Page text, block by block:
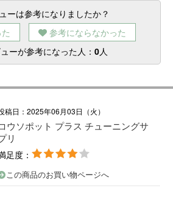
ーは参考になりましたか？
参考にならなかった
ーが参考になった人： 0人
稿日：2025年06月03日（火）
ウソポット プラス チューニングサ
リ
足度：
この商品のお買い物ページへ